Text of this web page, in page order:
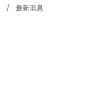
最新消息